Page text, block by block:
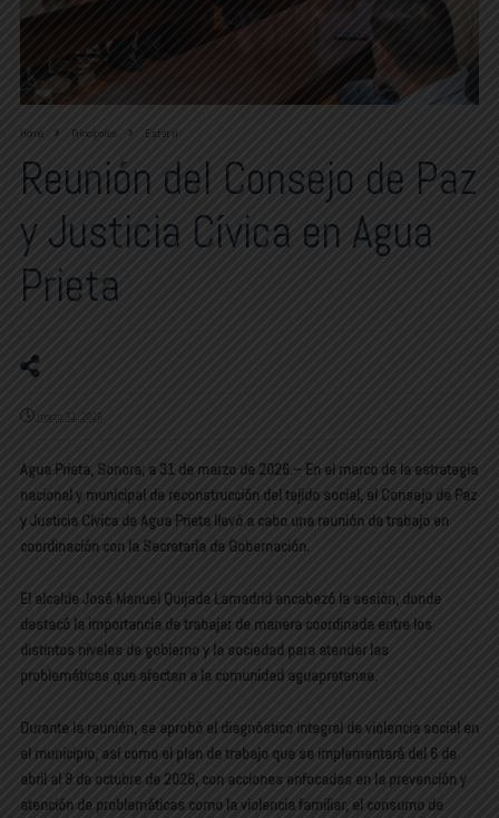
Home Principales Estatal
Reunión del Consejo de Paz
y Justicia Cívica en Agua
Prieta
marzo 31, 2026
Agua Prieta, Sonora; a 31 de marzo de 2026.– En el marco de la estrategia
nacional y municipal de reconstrucción del tejido social, el Consejo de Paz
y Justicia Cívica de Agua Prieta llevó a cabo una reunión de trabajo en
coordinación con la Secretaría de Gobernación.
El alcalde José Manuel Quijada Lamadrid encabezó la sesión, donde
destacó la importancia de trabajar de manera coordinada entre los
distintos niveles de gobierno y la sociedad para atender las
problemáticas que afectan a la comunidad aguapretense.
Durante la reunión, se aprobó el diagnóstico integral de violencia social en
el municipio, así como el plan de trabajo que se implementará del 6 de
abril al 9 de octubre de 2026, con acciones enfocadas en la prevención y
atención de problemáticas como la violencia familiar, el consumo de